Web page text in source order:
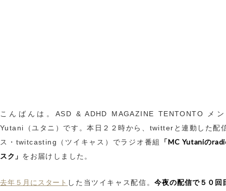
こんばんは。ASD & ADHD MAGAZINE TENTONTO メ
Yutani（ユタニ）です。本日２２時から、twitterと連動した配
ス・twitcasting（ツイキャス）でラジオ番組
「MC Yutaniの
スク」 をお届けしました。
去年５月にスタート した当ツイキャス配信。今夜の配信で５０回